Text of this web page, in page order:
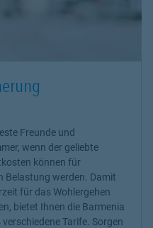
Freunde und
wenn der geliebte
können für
Belastung werden . Damit
für das Wohlergehen
bietet Ihnen die Barmenia
verschiedene Tarife. Sorgen